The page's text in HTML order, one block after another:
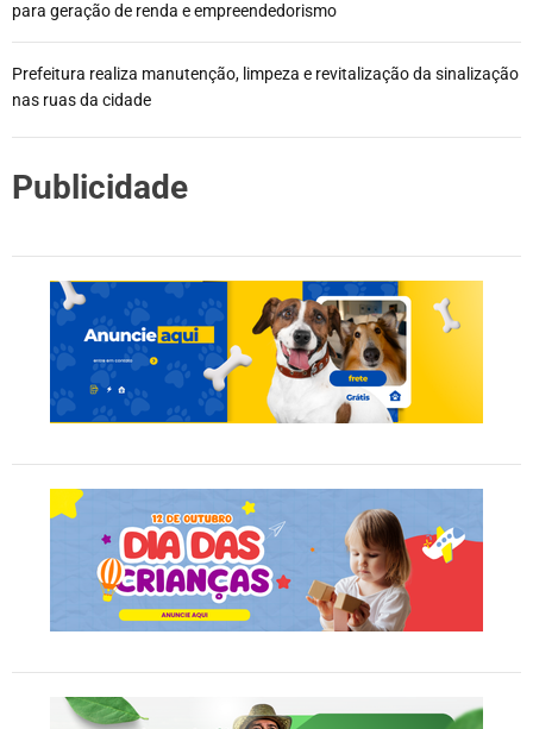
para geração de renda e empreendedorismo
Prefeitura realiza manutenção, limpeza e revitalização da sinalização
nas ruas da cidade
Publicidade